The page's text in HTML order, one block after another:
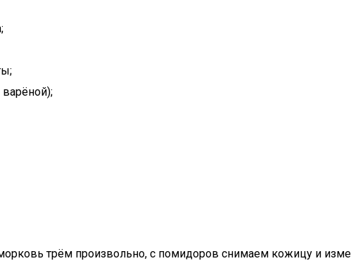
трём произвольно, с помидоров снимаем кожицу и